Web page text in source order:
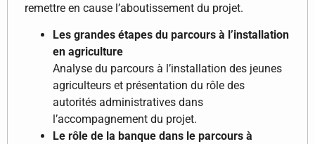
remettre en cause l’aboutissement du projet.
Les grandes étapes du parcours à l’installation
en agriculture
Analyse du parcours à l’installation des jeunes
agriculteurs et présentation du rôle des
autorités administratives dans
l’accompagnement du projet.
Le rôle de la banque dans le parcours à